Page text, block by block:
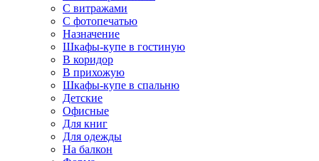
С витражами
С фотопечатью
Назначение
Шкафы-купе в гостиную
В коридор
В прихожую
Шкафы-купе в спальню
Детские
Офисные
Для книг
Для одежды
На балкон